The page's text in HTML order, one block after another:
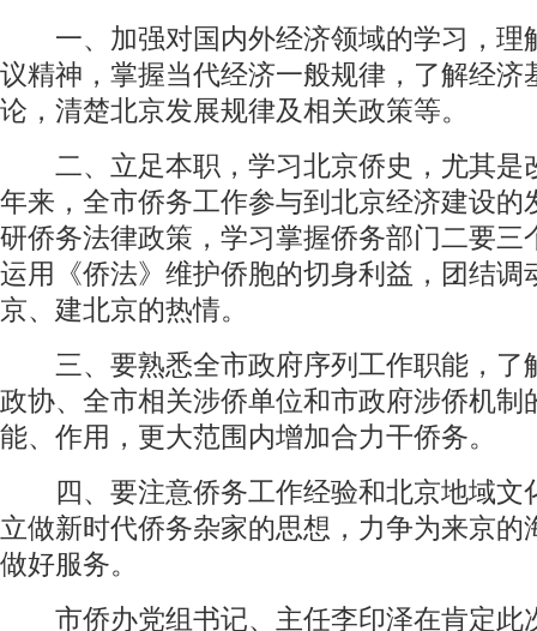
一、加强对国内外经济领域的学习，理
议精神，掌握当代经济一般规律，了解经济
论，清楚北京发展规律及相关政策等。
二、立足本职，学习北京侨史，尤其是
年来，全市侨务工作参与到北京经济建设的
研侨务法律政策，学习掌握侨务部门二要三
运用《侨法》维护侨胞的切身利益，团结调
京、建北京的热情。
三、要熟悉全市政府序列工作职能，了
政协、全市相关涉侨单位和市政府涉侨机制
能、作用，更大范围内增加合力干侨务。
四、要注意侨务工作经验和北京地域文
立做新时代侨务杂家的思想，力争为来京的
做好服务。
市侨办党组书记、主任李印泽在肯定此